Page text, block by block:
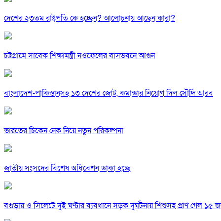
দেশের ২৩তম রাষ্ট্রপতি কে হচ্ছেন? আলোচনায় আছেন কারা?
চট্টগ্রামে সাবেক শিক্ষামন্ত্রী নওফেলের বাসভবনে আগুন
বাংলাদেশ-পাকিস্তানসহ ১৩ দেশের জোট, কমান্ডার নিয়োগ দিল সৌদি আরব
ভারতের চিকেন নেক নিয়ে নতুন পরিকল্পনা
জাতীয় সংসদের বিশেষ অধিবেশন ডাকা হচ্ছে
বগুড়ায় ও সিলেটে দুই ঘণ্টার ব্যবধানে সড়ক দুর্ঘটনায় শিশুসহ প্রাণ গেল ১৫